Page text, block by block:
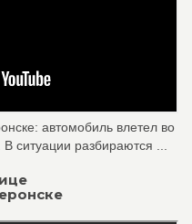
автомобиль влетел во
ситуации разбираются ...